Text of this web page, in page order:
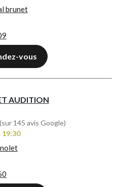
brunet
vous
AUDITION
(sur 145 avis Google)